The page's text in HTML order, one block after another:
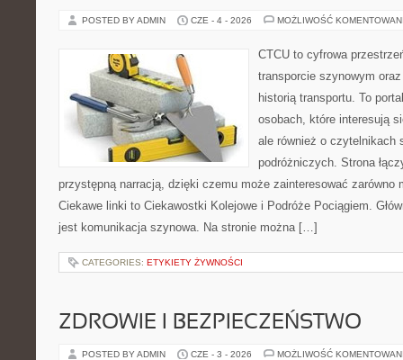
POSTED BY ADMIN CZE - 4 - 2026 MOŻLIWOŚĆ
CTCU to cyfrowa
transporcie szynowym
historią transportu. To
osobach, które interesują
ale również o czytelnikach
podróżniczych. Strona
przystępną narracją, dzięki czemu może zainteresować zarówno
Ciekawe linki to Ciekawostki Kolejowe i Podróże Pociągiem.
jest komunikacja szynowa. Na stronie można […]
CATEGORIES: ETYKIETY ŻYWNOŚCI
ZDROWIE I BEZPIECZEŃSTWO
POSTED BY ADMIN CZE - 3 - 2026 MOŻLIWOŚĆ